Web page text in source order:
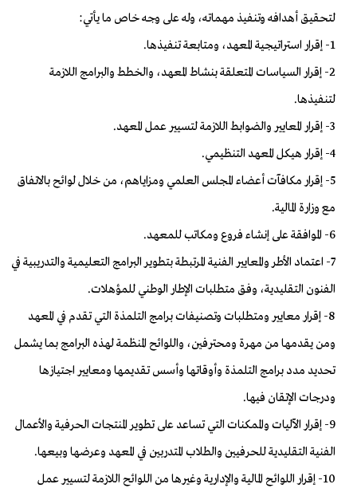
لتحقيق أهدافه وتنفيذ مهماته، وله على وجه خاص ما يأتي:
1- إقرار استراتيجية المعهد، ومتابعة تنفيذها.
2- إقرار السياسات المتعلقة بنشاط المعهد، والخطط والبرامج اللازمة
لتنفيذها.
3- إقرار المعايير والضوابط اللازمة لتسيير عمل المعهد.
4- إقرار هيكل المعهد التنظيمي.
5- إقرار مكافآت أعضاء المجلس العلمي ومزاياهم، من خلال لوائح بالاتفاق
مع وزارة المالية.
6- الموافقة على إنشاء فروع ومكاتب للمعهد.
7- اعتماد الأطر والمعايير الفنية المرتبطة بتطوير البرامج التعليمية والتدريبية في
الفنون التقليدية، وفق متطلبات الإطار الوطني للمؤهلات.
8- إقرار معايير ومتطلبات وتصنيفات برامج التلمذة التي تقدم في المعهد
ومن يقدمها من مهرة ومحترفين، واللوائح المنظمة لهذه البرامج بما يشمل
تحديد مدد برامج التلمذة وأوقاتها وأسس تقديمها ومعايير اجتيازها
ودرجات الإتقان فيها.
9- إقرار الآليات والممكنات التي تساعد على تطوير المنتجات الحرفية والأعمال
الفنية التقليدية للحرفيين والطلاب المتدربين في المعهد وعرضها وبيعها.
10- إقرار اللوائح المالية والإدارية وغيرها من اللوائح اللازمة لتسيير عمل